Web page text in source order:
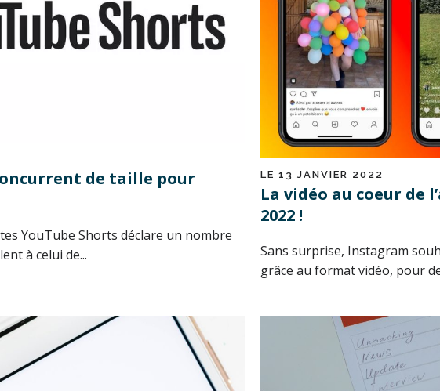
de taille pour
YouTube Shorts déclare un nombre
à celui de...
LE 13 JANVIER 2022
La vidéo au coeur de
2022 !
Sans surprise, Instagram
grâce au format vidéo, pour